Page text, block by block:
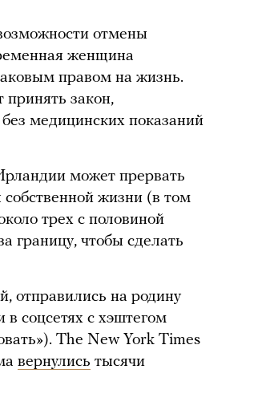
отмены
женщина
правом на жизнь.
принять закон,
медицинских показаний
может прервать
жизни (в том
трех с половиной
границу, чтобы сделать
отправились на родину
в соцсетях с хэштегом
The New York Times
вернулись тысячи